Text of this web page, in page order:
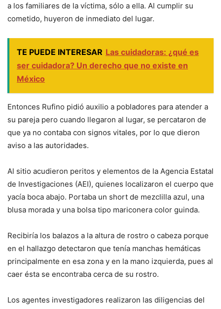
a los familiares de la víctima, sólo a ella. Al cumplir su
cometido, huyeron de inmediato del lugar.
TE PUEDE INTERESAR Las cuidadoras: ¿qué es
ser cuidadora? Un derecho que no existe en
México
Entonces Rufino pidió auxilio a pobladores para atender a
su pareja pero cuando llegaron al lugar, se percataron de
que ya no contaba con signos vitales, por lo que dieron
aviso a las autoridades.
Al sitio acudieron peritos y elementos de la Agencia Estatal
de Investigaciones (AEI), quienes localizaron el cuerpo que
yacía boca abajo. Portaba un short de mezclilla azul, una
blusa morada y una bolsa tipo mariconera color guinda.
Recibiría los balazos a la altura de rostro o cabeza porque
en el hallazgo detectaron que tenía manchas hemáticas
principalmente en esa zona y en la mano izquierda, pues al
caer ésta se encontraba cerca de su rostro.
Los agentes investigadores realizaron las diligencias del